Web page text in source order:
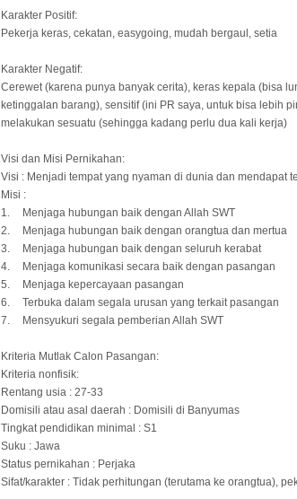
Karakter Positif:
Pekerja keras, cekatan, easygoing, mudah bergaul, setia
Karakter Negatif:
Cerewet (karena punya banyak cerita), keras kepala (bisa
ketinggalan barang), sensitif (ini PR saya, untuk bisa lebih
melakukan sesuatu (sehingga kadang perlu dua kali kerja)
Visi dan Misi Pernikahan:
Visi : Menjadi tempat yang nyaman di dunia dan mendapat
Misi :
1.
Menjaga hubungan baik dengan Allah SWT
2.
Menjaga hubungan baik dengan orangtua dan mertua
3.
Menjaga hubungan baik dengan seluruh kerabat
4.
Menjaga komunikasi secara baik dengan pasangan
5.
Menjaga kepercayaan pasangan
6.
Terbuka dalam segala urusan yang terkait pasangan
7.
Mensyukuri segala pemberian Allah SWT
Kriteria Mutlak Calon Pasangan:
Kriteria nonfisik:
Rentang usia : 27-33
Domisili atau asal daerah : Domisili di Banyumas
Tingkat pendidikan minimal : S1
Suku : Jawa
Status pernikahan : Perjaka
Sifat/karakter : Tidak perhitungan (terutama ke orangtua),